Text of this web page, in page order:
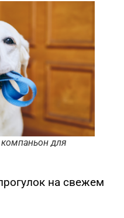
для
на свежем